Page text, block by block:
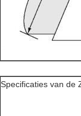
Specificaties van de